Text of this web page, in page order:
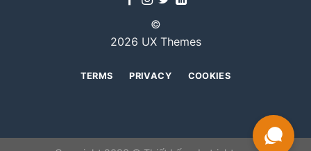
©
2026 UX Themes
TERMS PRIVACY COOKIES